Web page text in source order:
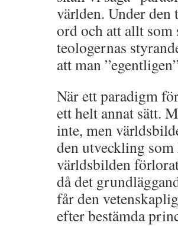
världen. Under
ord och att allt
teologernas
att man
När ett paradigm
ett helt annat sätt.
inte, men
den utveckling
världsbilden
då det
får den
efter bestämda